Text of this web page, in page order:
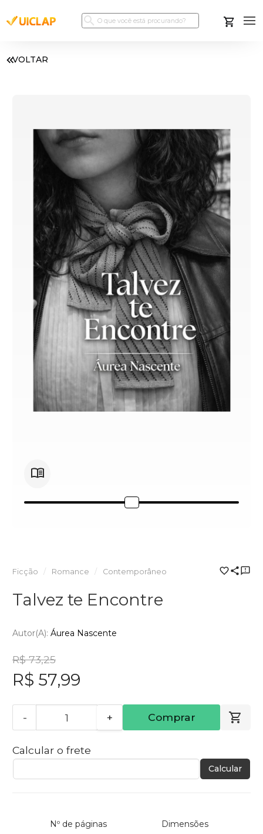
VOLTAR
Ficção Romance Contemporâneo
Talvez te Encontre
Autor(a): Áurea Nascente
R$ 73,25
R$ 57,99
- + Comprar
Calcular o frete
Calcular
Nº de páginas Dimensões